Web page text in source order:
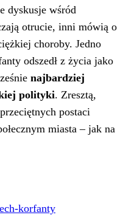
dyskusje wśród
otrucie, inni mówią o
choroby. Jedno
odszedł z życia jako
najbardziej
polityki. Zresztą,
postaci
miasta – jak na
korfanty